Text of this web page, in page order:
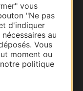
vous
"Ne pas
d'indiquer
au
Vous
moment ou
politique
des
et de sorties.